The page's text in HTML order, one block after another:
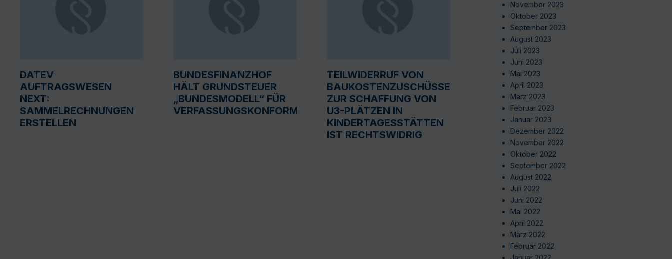
DATEV
AUFTRAGSWESEN
NEXT:
SAMMELRECHNUNGEN
ERSTELLEN
BUNDESFINANZHOF
HÄLT GRUNDSTEUER
„BUNDESMODELL“ FÜR
VERFASSUNGSKONFORM
TEILWIDERRUF VON
BAUKOSTENZUSCHÜSSEN
ZUR SCHAFFUNG VON
U3-PLÄTZEN IN
KINDERTAGESSTÄTTEN
IST RECHTSWIDRIG
November 2023
Oktober 2023
September 2023
August 2023
Juli 2023
Juni 2023
Mai 2023
April 2023
März 2023
Februar 2023
Januar 2023
Dezember 2022
November 2022
Oktober 2022
September 2022
August 2022
Juli 2022
Juni 2022
Mai 2022
April 2022
März 2022
Februar 2022